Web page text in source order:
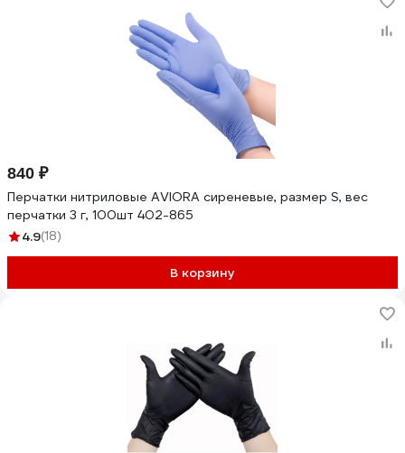
840 ₽
Перчатки нитриловые AVIORA сиреневые, размер S, вес
перчатки 3 г, 100шт 402-865
4.9(18)
В корзину